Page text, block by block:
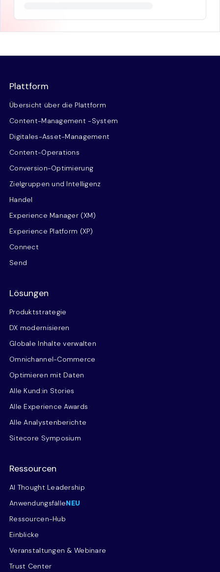
Plattform
Übersicht über die Plattform
Content-Management -System
Digitales-Asset-Management
Content-Operations
Conversion-Optimierung
Zielgruppen und Intelligenz
Handel
Experience Manager (XM)
Experience Platform (XP)
Connect
Send
Lösungen
Produktstrategie
DX modernisieren
Globale Inhalte verwalten
Omnichannel-Commerce
Optimieren mit Daten
Alle Kund:in Stories
Alle Experience Awards
Alle Analystenberichte
Sitecore Symposium
Ressourcen
AI Thought Leadership
AnwendungsfälleNEU
Ressourcen-Hub
Einblicke
Veranstaltungen & Webinare
Trust Center